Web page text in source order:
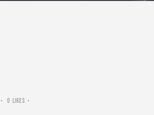
0 Likes